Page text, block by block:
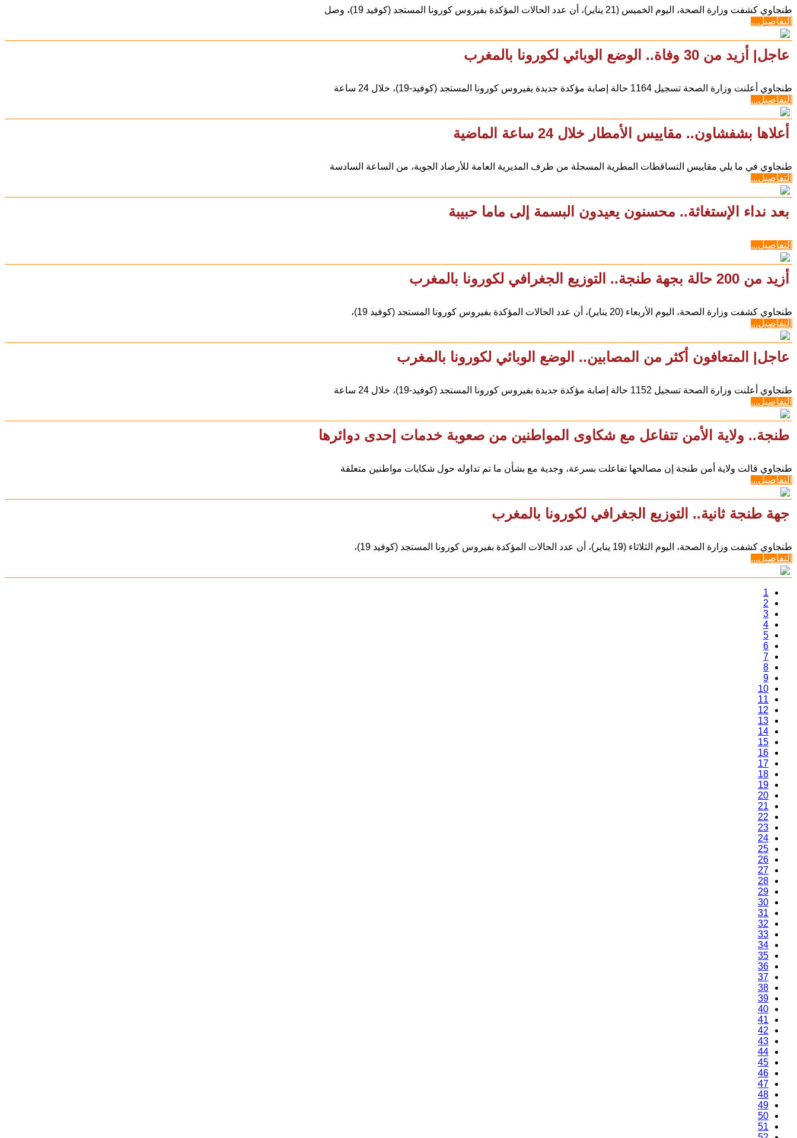
طنجاوي كشفت وزارة الصحة، اليوم الخميس (21 يناير)، أن عدد الحالات المؤكدة بفيروس كورونا المستجد (كوفيد 19)، وصل
التفاصيل...
عاجل| أزيد من 30 وفاة.. الوضع الوبائي لكورونا بالمغرب
طنجاوي أعلنت وزارة الصحة تسجيل 1164 حالة إصابة مؤكدة جديدة بفيروس كورونا المستجد (كوفيد-19)، خلال 24 ساعة
التفاصيل...
أعلاها بشفشاون.. مقاييس الأمطار خلال 24 ساعة الماضية
طنجاوي في ما يلي مقاييس التساقطات المطرية المسجلة من طرف المديرية العامة للأرصاد الجوية، من الساعة السادسة
التفاصيل...
بعد نداء الإستغاثة.. محسنون يعيدون البسمة إلى ماما حبيبة
التفاصيل...
أزيد من 200 حالة بجهة طنجة.. التوزيع الجغرافي لكورونا بالمغرب
طنجاوي كشفت وزارة الصحة، اليوم الأربعاء (20 يناير)، أن عدد الحالات المؤكدة بفيروس كورونا المستجد (كوفيد 19)،
التفاصيل...
عاجل| المتعافون أكثر من المصابين.. الوضع الوبائي لكورونا بالمغرب
طنجاوي أعلنت وزارة الصحة تسجيل 1152 حالة إصابة مؤكدة جديدة بفيروس كورونا المستجد (كوفيد-19)، خلال 24 ساعة
التفاصيل...
طنجة.. ولاية الأمن تتفاعل مع شكاوى المواطنين من صعوبة خدمات إحدى دوائرها
طنجاوي قالت ولاية أمن طنجة إن مصالحها تفاعلت بسرعة، وجدية مع بشأن ما تم تداوله حول شكايات مواطنين متعلقة
التفاصيل...
جهة طنجة ثانية.. التوزيع الجغرافي لكورونا بالمغرب
طنجاوي كشفت وزارة الصحة، اليوم الثلاثاء (19 يناير)، أن عدد الحالات المؤكدة بفيروس كورونا المستجد (كوفيد 19)،
التفاصيل...
1
2
3
4
5
6
7
8
9
10
11
12
13
14
15
16
17
18
19
20
21
22
23
24
25
26
27
28
29
30
31
32
33
34
35
36
37
38
39
40
41
42
43
44
45
46
47
48
49
50
51